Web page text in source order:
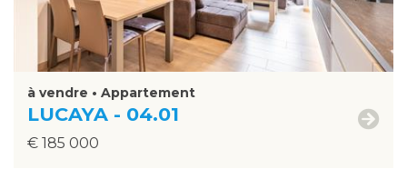
à vendre • Appartement
LUCAYA - 04.01
€ 185 000